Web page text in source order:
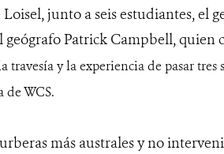
junto a seis estudiantes, el
geógrafo Patrick Campbell, quien
travesía y la experiencia de pasar
de WCS.
más australes y no